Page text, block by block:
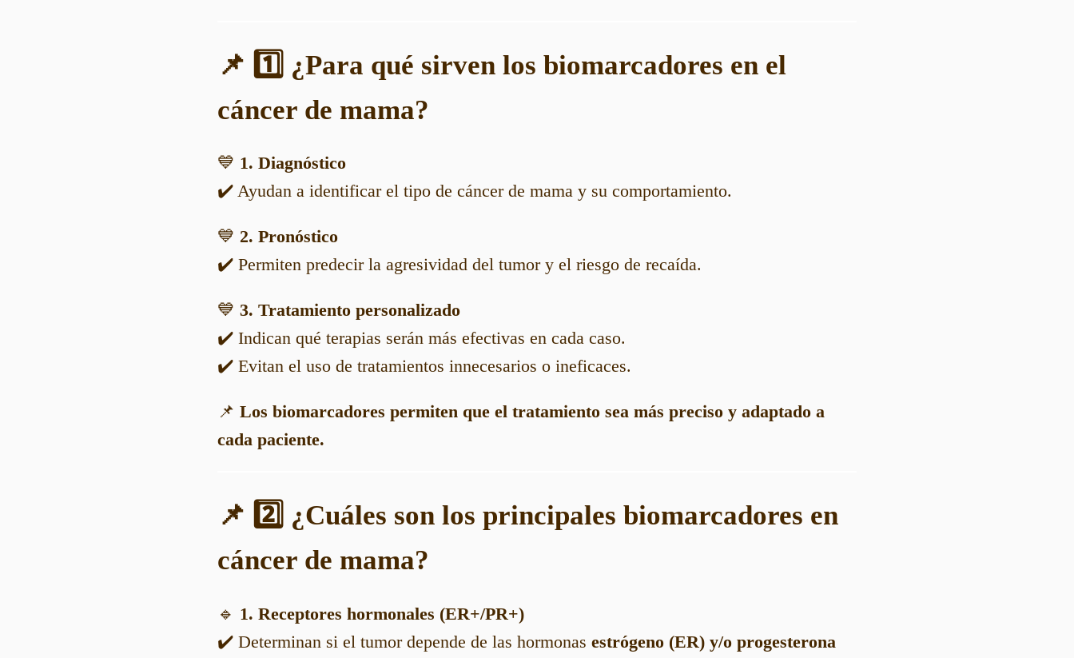
📌 1️⃣ ¿Para qué sirven los biomarcadores en el
cáncer de mama?
💙 1. Diagnóstico
✔️ Ayudan a identificar el tipo de cáncer de mama y su comportamiento.
💙 2. Pronóstico
✔️ Permiten predecir la agresividad del tumor y el riesgo de recaída.
💙 3. Tratamiento personalizado
✔️ Indican qué terapias serán más efectivas en cada caso.
✔️ Evitan el uso de tratamientos innecesarios o ineficaces.
📌 Los biomarcadores permiten que el tratamiento sea más preciso y adaptado a
cada paciente.
📌 2️⃣ ¿Cuáles son los principales biomarcadores en
cáncer de mama?
🔹 1. Receptores hormonales (ER+/PR+)
✔️ Determinan si el tumor depende de las hormonas estrógeno (ER) y/o progesterona